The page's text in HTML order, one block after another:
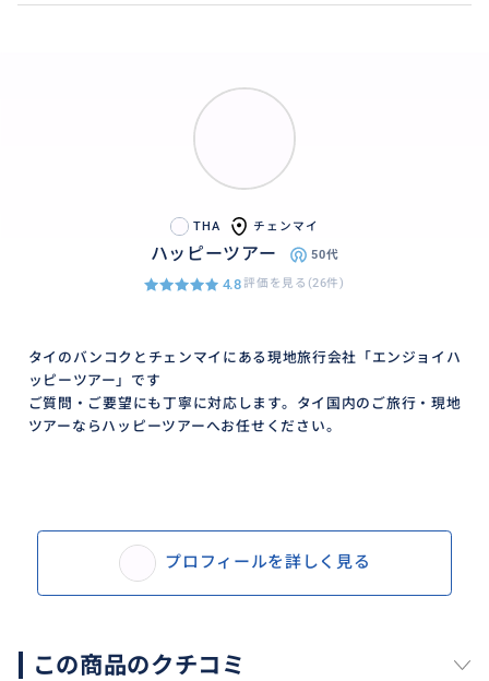
THA チェンマイ
ハッピーツアー 50代
4.8評価を見る(26件)
タイのバンコクとチェンマイにある現地旅行会社「エンジョイハ
ッピーツアー」です
ご質問・ご要望にも丁寧に対応します。タイ国内のご旅行・現地
ツアーならハッピーツアーへお任せください。
プロフィールを詳しく見る
この商品のクチコミ